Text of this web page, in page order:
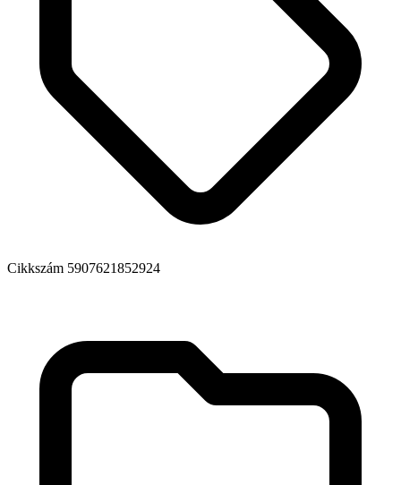
Cikkszám 5907621852924